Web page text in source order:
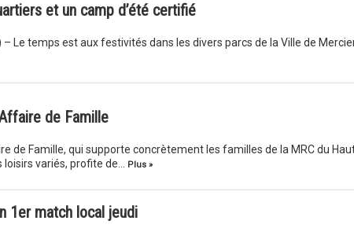
et un camp d’été certifié
Le temps est aux festivités dans les divers parcs de la Ville de
de Famille
de Famille, qui supporte concrètement les familles de la MRC du
variés, profite de…
Plus »
1er match local jeudi